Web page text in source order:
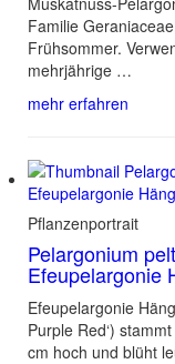
Familie
Frühsommer.
mehrjährige …
mehr erfahren
Pflanzenportrait
Pelargonium
Efeupelargonie
Efeupelargonie
Purple Red‘)
cm hoch und blüht